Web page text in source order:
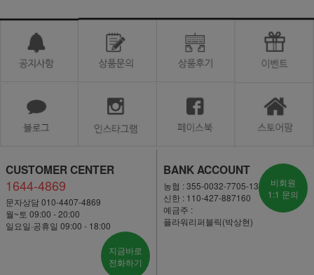
CUSTOMER CENTER
1644-4869
문자상담 010-4407-4869
월~토 09:00 - 20:00
일요일·공휴일 09:00 - 18:00
지금바로
전화하기
BANK ACCOUNT
농협 : 355-0032-7705-13
신한 : 110-427-887160
예금주 :
플라워리퍼블릭(박상현)
비회원
1:1 문의